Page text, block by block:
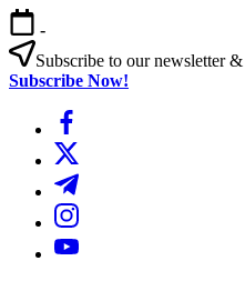
Skip
to
content
-
Subscribe to our newsletter
Subscribe Now!
https://www.facebook.com/
https://twitter.com/
https://t.me/
https://www.instagram.com/
https://youtube.com/